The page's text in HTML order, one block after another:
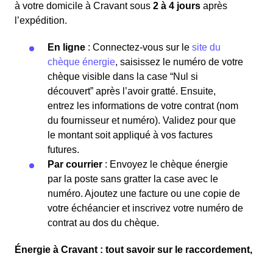
à votre domicile à Cravant sous 2 à 4 jours après
l’expédition.
En ligne : Connectez-vous sur le site du
chèque énergie, saisissez le numéro de votre
chèque visible dans la case “Nul si
découvert” après l’avoir gratté. Ensuite,
entrez les informations de votre contrat (nom
du fournisseur et numéro). Validez pour que
le montant soit appliqué à vos factures
futures.
Par courrier : Envoyez le chèque énergie
par la poste sans gratter la case avec le
numéro. Ajoutez une facture ou une copie de
votre échéancier et inscrivez votre numéro de
contrat au dos du chèque.
Énergie à Cravant : tout savoir sur le raccordement,